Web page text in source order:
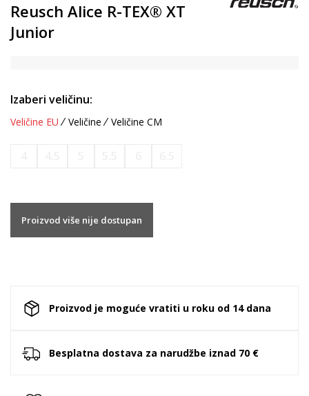
Reusch Alice R-TEX® XT
Junior
Izaberi veličinu:
Veličine EU Veličine Veličine CM
Proizvod više nije dostupan
Proizvod je moguće vratiti u roku od 14 dana
Besplatna dostava za narudžbe iznad 70 €